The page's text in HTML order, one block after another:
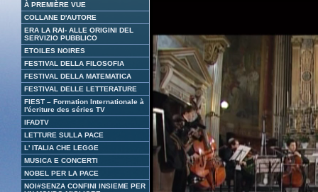
À PREMIÈRE VUE
COLLANE D'AUTORE
ERA LA RAI- ALLE ORIGINI DEL
SERVIZIO PUBBLICO
ETOILES NOIRES
FESTIVAL DELLA FILOSOFIA
FESTIVAL DELLA MATEMATICA
FESTIVAL DELLE LETTERATURE
FIEST – Formation Internationale à
l'écriture des séries TV
IFADTV
LETTURE SULLA PACE
L' ITALIA CHE LEGGE
MUSICA E CONCERTI
NOBEL PER LA PACE
NOI#SENZA CONFINI INSIEME PER